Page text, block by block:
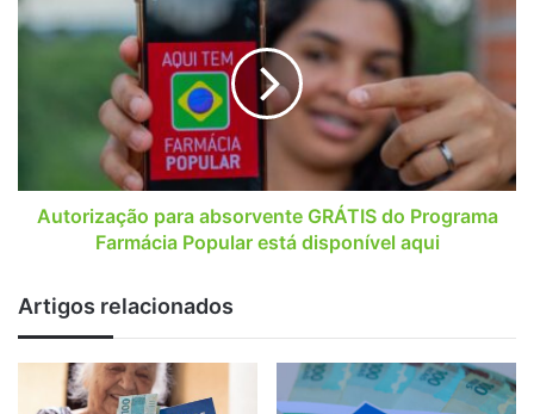
para
absorvente
está
disponível
Autorização para absorvente GRÁTIS do Programa
Farmácia Popular está disponível aqui
Artigos relacionados